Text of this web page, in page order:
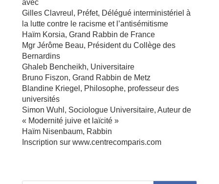
avec
Gilles Clavreul, Préfet, Délégué interministériel à
la lutte contre le racisme et l’antisémitisme
Haïm Korsia, Grand Rabbin de France
Mgr Jérôme Beau, Président du Collège des
Bernardins
Ghaleb Bencheikh, Universitaire
Bruno Fiszon, Grand Rabbin de Metz
Blandine Kriegel, Philosophe, professeur des
universités
Simon Wuhl, Sociologue Universitaire, Auteur de
« Modernité juive et laïcité »
Haïm Nisenbaum, Rabbin
Inscription sur www.centrecomparis.com